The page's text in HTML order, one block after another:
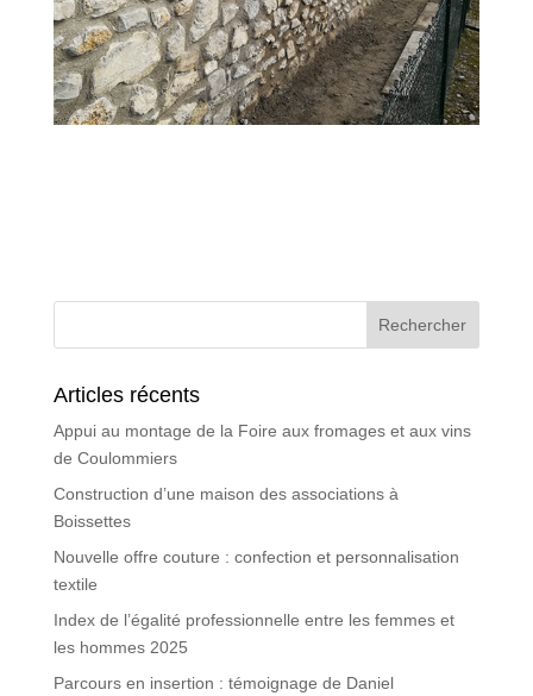
Articles récents
Appui au montage de la Foire aux fromages et aux vins
de Coulommiers
Construction d’une maison des associations à
Boissettes
Nouvelle offre couture : confection et personnalisation
textile
Index de l’égalité professionnelle entre les femmes et
les hommes 2025
Parcours en insertion : témoignage de Daniel